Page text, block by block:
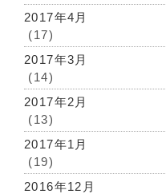
2017年4月
(17)
2017年3月
(14)
2017年2月
(13)
2017年1月
(19)
2016年12月